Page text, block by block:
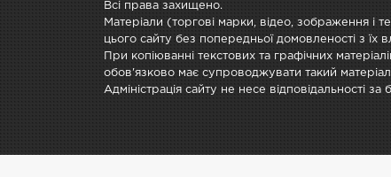
Всі права захищено.
Матеріали (торгові марки, відео, зображення і
цього сайту без попередньої домовленості з їх
При копіюванні текстових та графічних
обов'язково має супроводжувати такий
Адміністрація сайту не несе відповідальності